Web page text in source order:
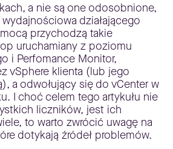
a nie są one odosobnione,
działającego
przychodzą takie
uruchamiany z poziomu
i Perfomance Monitor,
vSphere klienta (lub jego
a odwołujący się do vCenter w
I choć celem tego artykułu nie
liczników, jest ich
to warto zwrócić uwagę na
dotykają źródeł problemów.